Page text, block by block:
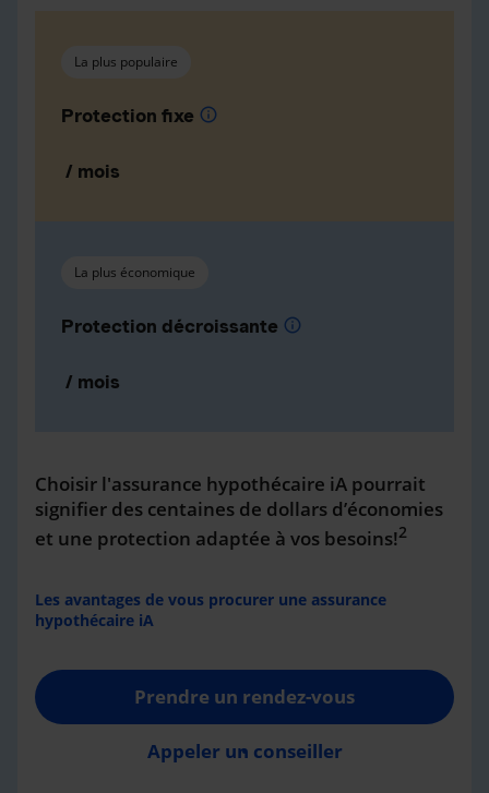
La plus populaire
Protection fixe info
/ mois
La plus économique
Protection décroissante info
/ mois
Choisir l'assurance hypothécaire iA pourrait
signifier des centaines de dollars d’économies
et une protection adaptée à vos besoins!2
Les avantages de vous procurer une assurance
hypothécaire iA
Prendre un rendez-vous
Appeler un conseiller